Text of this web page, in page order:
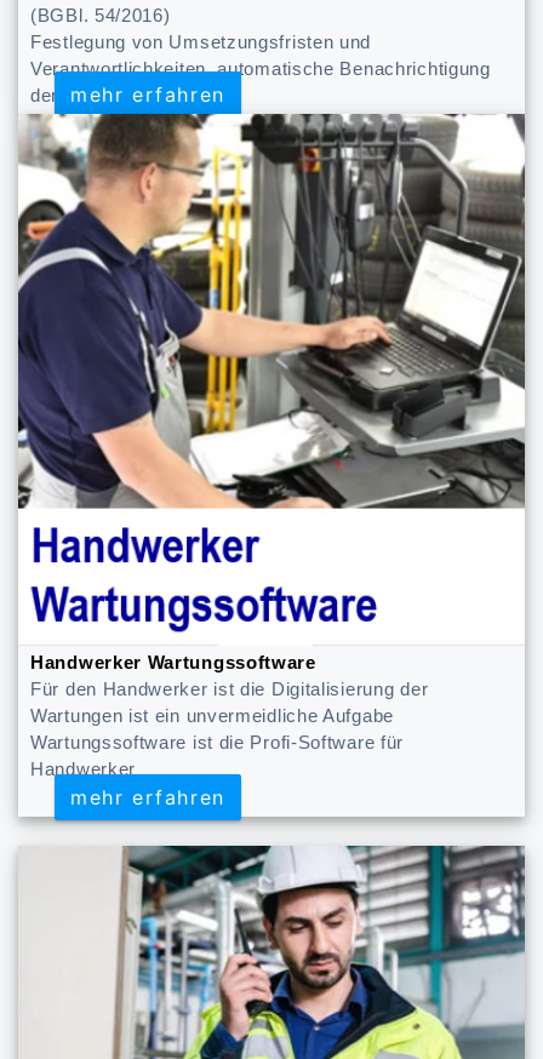
(BGBl. 54/2016)
Festlegung von Umsetzungsfristen und
Verantwortlichkeiten, automatische Benachrichtigung
der Verantwortliche
mehr erfahren
mehr erfahren
Handwerker Wartungssoftware
Für den Handwerker ist die Digitalisierung der
Wartungen ist ein unvermeidliche Aufgabe
Wartungssoftware ist die Profi-Software für
Handwerker
mehr erfahren
mehr erfahren